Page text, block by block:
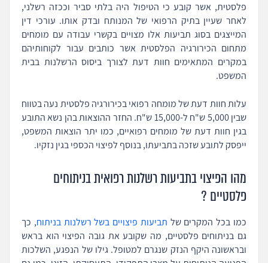
פלסטית, אשר קובע כי הטיפול היה בלתי סביר וככזה רשלני,
לאחר שעיין בתיק הרפואי של המנותח ובדק אותו. עורכי דין
המייצגים בסוג תביעות אלו מצויים בקשרי עבודה עם מומחים
מתחום הכירורגיה הפלסטית אשר כותבים עבור לקוחותיהם
במקרים המתאימים חוות דעת לצורך ביסוס הרשלנות בבית
המשפט.
עלות חוות דעת של מומחה רפואי בכירורגיה פלסטית נעה בטווח
שבין 5,000 ש"ח ל-15,000 ש"ח. החזר ההוצאות בהן נשא התובע
בגין חוות דעת של מומחים רפואיים, כמו יתר הוצאות המשפט,
ייפסק לתובע שזכה בתביעתו, בנוסף לפיצוי הכספי בגין נזקיו.
מהו הפיצוי בתביעות רשלנות רפואית בניתוחים
פלסטיים ?
כמו בכל המקרים של תביעות פיצויים בשל רשלנות בניתוח, כך
גם בניתוחים פלסטיים, מה שקובע את גובה הפיצוי הוא בראש
ובראשונה היקף הנזק שנגרם למטופל. גילו של הנפגע, השלכות